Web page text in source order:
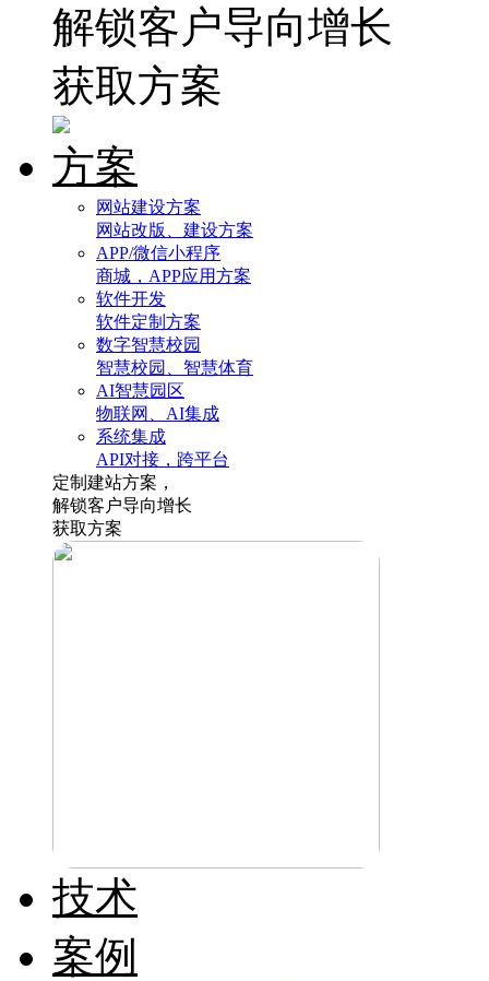
解锁客户导向增长
获取方案
方案
网站建设方案
网站改版、建设方案
APP/微信小程序
商城，APP应用方案
软件开发
软件定制方案
数字智慧校园
智慧校园、智慧体育
AI智慧园区
物联网、AI集成
系统集成
API对接，跨平台
定制建站方案，
解锁客户导向增长
获取方案
技术
案例